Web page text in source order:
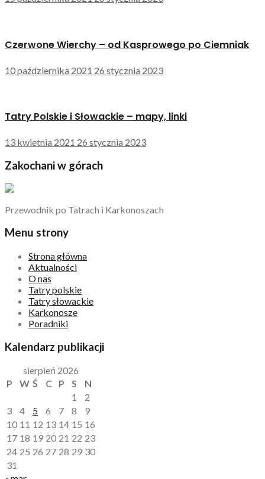
Czerwone Wierchy – od Kasprowego po Ciemniak
10 października 2021 26 stycznia 2023
Tatry Polskie i Słowackie – mapy, linki
13 kwietnia 2021 26 stycznia 2023
Zakochani w górach
Przewodnik po Tatrach i Karkonoszach
Menu strony
Strona główna
Aktualności
O nas
Tatry polskie
Tatry słowackie
Karkonosze
Poradniki
Kalendarz publikacji
sierpień 2026
P
W Ś C P S
N
1
2
3
4 5 6 7 8
9
10 11 12 13 14 15 16
17 18 19 20 21 22 23
24 25 26 27 28 29 30
31